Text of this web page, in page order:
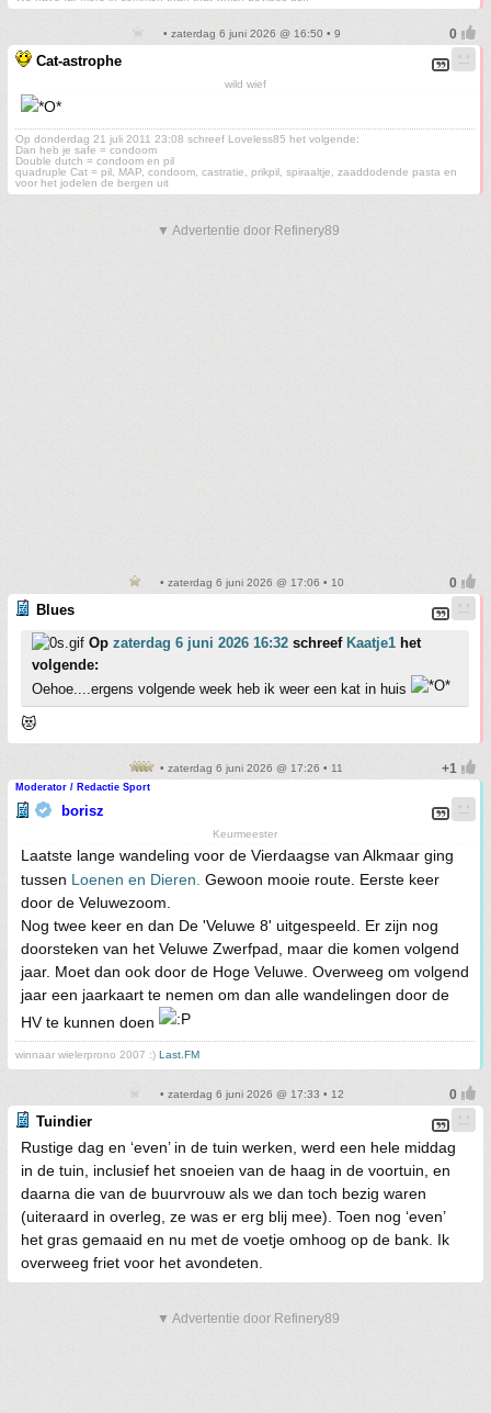
• zaterdag 6 juni 2026 @ 16:50 • 9
Cat-astrophe
wild wief
Op donderdag 21 juli 2011 23:08 schreef Loveless85 het volgende:
Dan heb je safe = condoom
Double dutch = condoom en pil
quadruple Cat = pil, MAP, condoom, castratie, prikpil, spiraaltje, zaaddodende pasta en
voor het jodelen de bergen uit
▼ Advertentie door Refinery89
• zaterdag 6 juni 2026 @ 17:06 • 10
Blues
Op zaterdag 6 juni 2026 16:32 schreef Kaatje1 het
volgende:
Oehoe....ergens volgende week heb ik weer een kat in huis
😻
• zaterdag 6 juni 2026 @ 17:26 • 11
Moderator / Redactie Sport
borisz
Keurmeester
Laatste lange wandeling voor de Vierdaagse van Alkmaar ging
tussen Loenen en Dieren. Gewoon mooie route. Eerste keer
door de Veluwezoom.
Nog twee keer en dan De 'Veluwe 8' uitgespeeld. Er zijn nog
doorsteken van het Veluwe Zwerfpad, maar die komen volgend
jaar. Moet dan ook door de Hoge Veluwe. Overweeg om volgend
jaar een jaarkaart te nemen om dan alle wandelingen door de
HV te kunnen doen
winnaar wielerprono 2007 :) Last.FM
• zaterdag 6 juni 2026 @ 17:33 • 12
Tuindier
Rustige dag en ‘even’ in de tuin werken, werd een hele middag
in de tuin, inclusief het snoeien van de haag in de voortuin, en
daarna die van de buurvrouw als we dan toch bezig waren
(uiteraard in overleg, ze was er erg blij mee). Toen nog ‘even’
het gras gemaaid en nu met de voetje omhoog op de bank. Ik
overweeg friet voor het avondeten.
▼ Advertentie door Refinery89